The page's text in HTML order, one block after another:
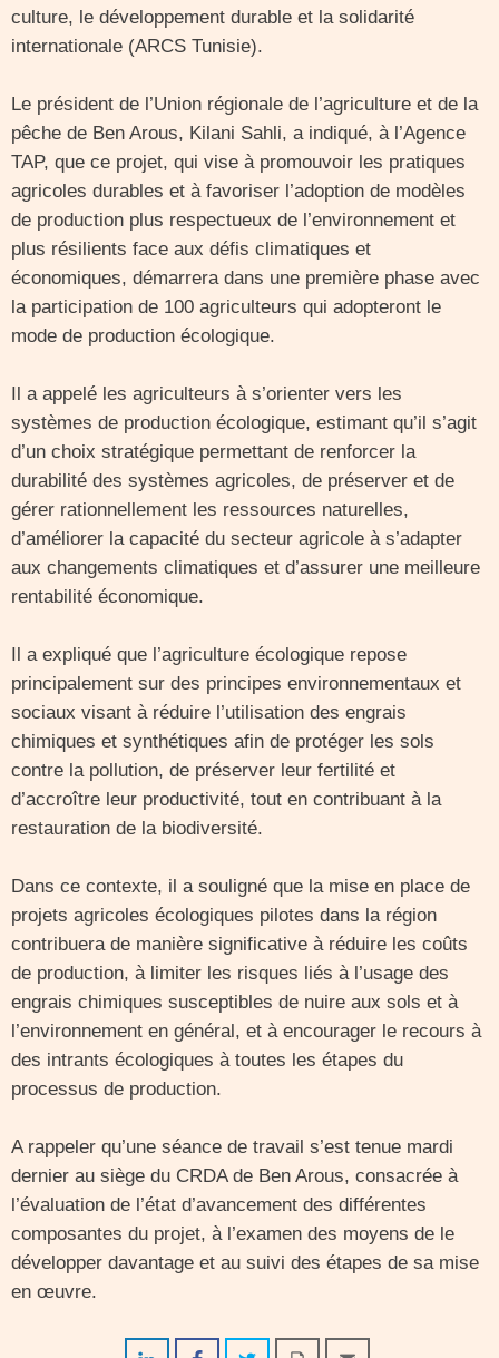
culture, le développement durable et la solidarité
internationale (ARCS Tunisie).
Le président de l’Union régionale de l’agriculture et de la
pêche de Ben Arous, Kilani Sahli, a indiqué, à l’Agence
TAP, que ce projet, qui vise à promouvoir les pratiques
agricoles durables et à favoriser l’adoption de modèles
de production plus respectueux de l’environnement et
plus résilients face aux défis climatiques et
économiques, démarrera dans une première phase avec
la participation de 100 agriculteurs qui adopteront le
mode de production écologique.
Il a appelé les agriculteurs à s’orienter vers les
systèmes de production écologique, estimant qu’il s’agit
d’un choix stratégique permettant de renforcer la
durabilité des systèmes agricoles, de préserver et de
gérer rationnellement les ressources naturelles,
d’améliorer la capacité du secteur agricole à s’adapter
aux changements climatiques et d’assurer une meilleure
rentabilité économique.
Il a expliqué que l’agriculture écologique repose
principalement sur des principes environnementaux et
sociaux visant à réduire l’utilisation des engrais
chimiques et synthétiques afin de protéger les sols
contre la pollution, de préserver leur fertilité et
d’accroître leur productivité, tout en contribuant à la
restauration de la biodiversité.
Dans ce contexte, il a souligné que la mise en place de
projets agricoles écologiques pilotes dans la région
contribuera de manière significative à réduire les coûts
de production, à limiter les risques liés à l’usage des
engrais chimiques susceptibles de nuire aux sols et à
l’environnement en général, et à encourager le recours à
des intrants écologiques à toutes les étapes du
processus de production.
A rappeler qu’une séance de travail s’est tenue mardi
dernier au siège du CRDA de Ben Arous, consacrée à
l’évaluation de l’état d’avancement des différentes
composantes du projet, à l’examen des moyens de le
développer davantage et au suivi des étapes de sa mise
en œuvre.